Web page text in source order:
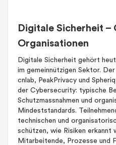
Digitale Sicherheit –
Organisationen
Digitale Sicherheit gehört
im gemeinnützigen Sektor.
cnlab, PeakPrivacy und
der Cybersecurity: typische
Schutzmassnahmen und
Mindeststandards.
technischen und
schützen, wie Risiken erkannt
Mitarbeitende, Prozesse und